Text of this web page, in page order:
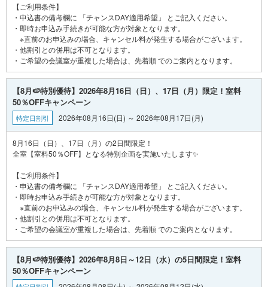
【ご利用条件】
・申込書の備考欄に 「チャンスDAY適用希望」 とご記入ください。
・即時お申込み手続きが可能な方が対象となります。
※直前のお申込みの場合、キャンセル料が発生する場合がございます。
・他割引との併用は不可となります。
【8月🍉特別優待】2026年8月16日（日）、17日（月）限定！室料
50％OFFキャンペーン
特定日割引 2026年08月16日(日) ～ 2026年08月17日(月)
8月16日（日）、17日（月）の2日間限定！
全室【室料50％OFF】となる特別企画を実施いたします✨
【ご利用条件】
・申込書の備考欄に 「チャンスDAY適用希望」 とご記入ください。
・即時お申込み手続きが可能な方が対象となります。
※直前のお申込みの場合、キャンセル料が発生する場合がございます。
・他割引との併用は不可となります。
【8月🍉特別優待】2026年8月8日～12日（水）の5日間限定！室料
50％OFFキャンペーン